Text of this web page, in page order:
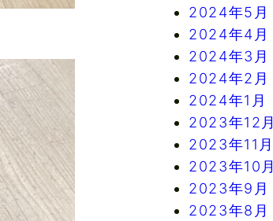
2024年5月
2024年4月
2024年3月
2024年2月
2024年1月
2023年12月
2023年11月
2023年10月
2023年9月
2023年8月